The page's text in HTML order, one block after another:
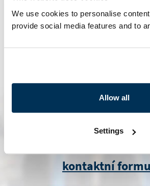
We use cookies to personalise
provide social media features and to
Allow all
Settings
kontaktní